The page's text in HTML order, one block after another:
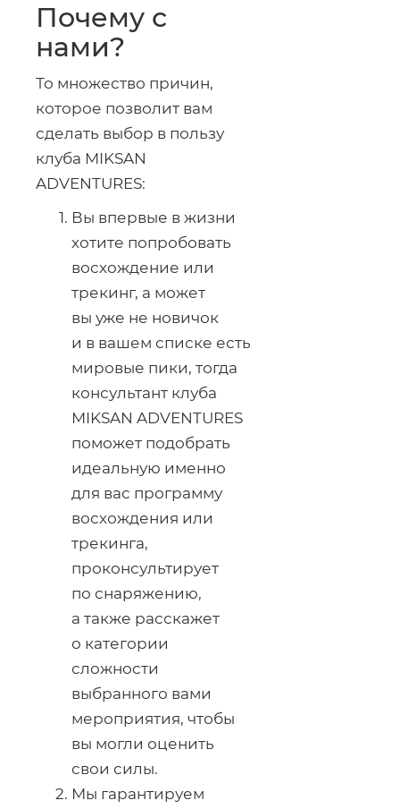
Почему с
нами?
То множество причин,
которое позволит вам
сделать выбор в пользу
клуба MIKSAN
ADVENTURES:
Вы впервые в жизни
хотите попробовать
восхождение или
трекинг, а может
вы уже не новичок
и в вашем списке есть
мировые пики, тогда
консультант клуба
MIKSAN ADVENTURES
поможет подобрать
идеальную именно
для вас программу
восхождения или
трекинга,
проконсультирует
по снаряжению,
а также расскажет
о категории
сложности
выбранного вами
мероприятия, чтобы
вы могли оценить
свои силы.
Мы гарантируем